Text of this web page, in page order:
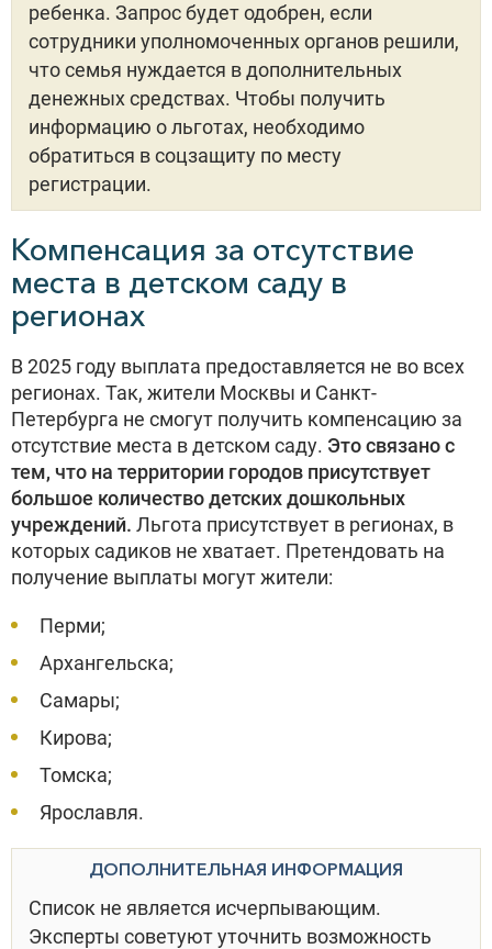
ребенка. Запрос будет одобрен, если
сотрудники уполномоченных органов решили,
что семья нуждается в дополнительных
денежных средствах. Чтобы получить
информацию о льготах, необходимо
обратиться в соцзащиту по месту
регистрации.
Компенсация за отсутствие
места в детском саду в
регионах
В 2025 году выплата предоставляется не во всех
регионах. Так, жители Москвы и Санкт-
Петербурга не смогут получить компенсацию за
отсутствие места в детском саду. Это связано с
тем, что на территории городов присутствует
большое количество детских дошкольных
учреждений. Льгота присутствует в регионах, в
которых садиков не хватает. Претендовать на
получение выплаты могут жители:
Перми;
Архангельска;
Самары;
Кирова;
Томска;
Ярославля.
ДОПОЛНИТЕЛЬНАЯ ИНФОРМАЦИЯ
Список не является исчерпывающим.
Эксперты советуют уточнить возможность